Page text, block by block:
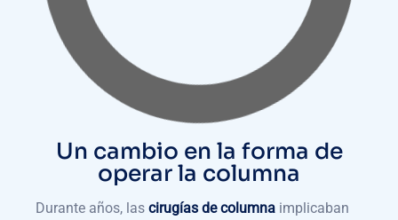
Un cambio en la forma de
operar la columna
Durante años, las cirugías de columna implicaban